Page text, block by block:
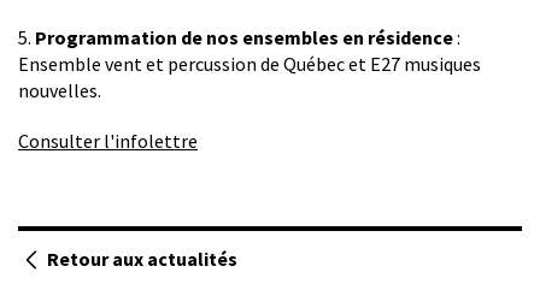
5. Programmation de nos ensembles en résidence:
Ensemble vent et percussion de Québec et E27 musiques
nouvelles.
Consulter l'infolettre
Retour aux actualités